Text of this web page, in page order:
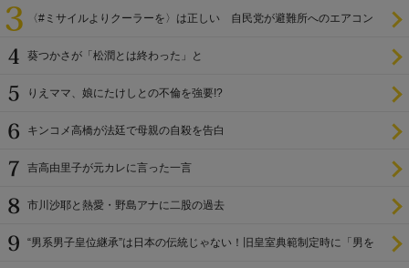
〈#ミサイルよりクーラーを〉は正しい 自民党が避難所へのエアコン
葵つかさが「松潤とは終わった」と
りえママ、娘にたけしとの不倫を強要!?
キンコメ高橋が法廷で母親の自殺を告白
吉高由里子が元カレに言った一言
市川沙耶と熱愛・野島アナに二股の過去
“男系男子皇位継承”は日本の伝統じゃない！旧皇室典範制定時に「男を